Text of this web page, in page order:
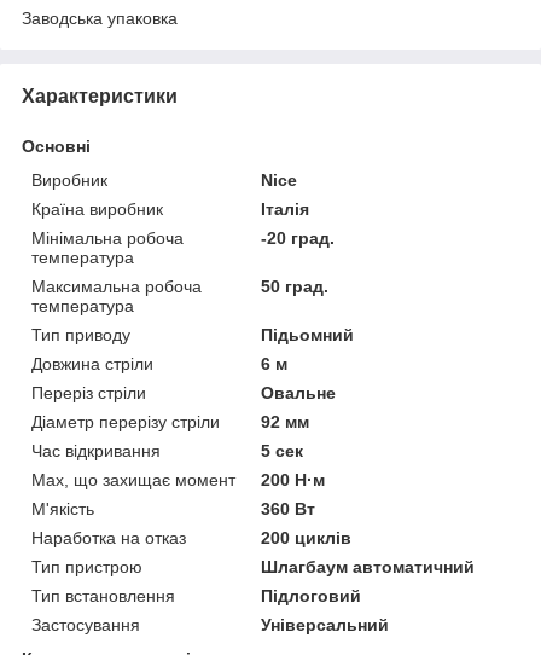
Заводська упаковка
Характеристики
Основні
Виробник
Nice
Країна виробник
Італія
Мінімальна робоча
температура
-20 град.
Максимальна робоча
температура
50 град.
Тип приводу
Підьомний
Довжина стріли
6 м
Переріз стріли
Овальне
Діаметр перерізу стріли
92 мм
Час відкривання
5 сек
Мах, що захищає мoмент
200 Н·м
М'якість
360 Вт
Наработка на отказ
200 циклів
Тип пристрою
Шлагбаум автоматичний
Тип встановлення
Підлоговий
Застосування
Універсальний